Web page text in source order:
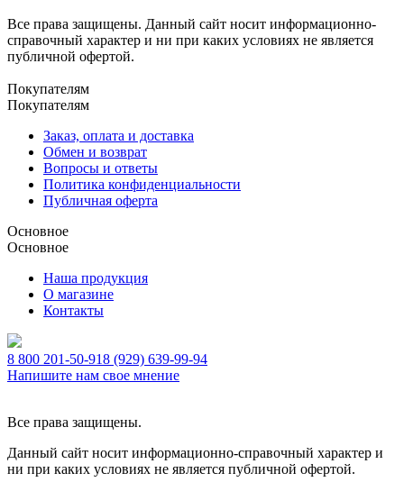
Все права защищены. Данный сайт носит информационно-
справочный характер и ни при каких условиях не является
публичной офертой.
Покупателям
Покупателям
Заказ, оплата и доставка
Обмен и возврат
Вопросы и ответы
Политика конфиденциальности
Публичная оферта
Основное
Основное
Наша продукция
О магазине
Контакты
8 800 201-50-918 (929) 639-99-94
Напишите нам свое мнение
Все права защищены.
Данный сайт носит информационно-справочный характер и
ни при каких условиях не является публичной офертой.